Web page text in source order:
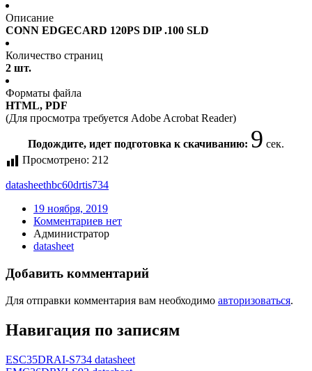
Описание
CONN EDGECARD 120PS DIP .100 SLD
Количество страниц
2 шт.
Форматы файла
HTML, PDF
(Для просмотра требуется Adobe Acrobat Reader)
Подождите, идет подготовка к скачиванию: 9 сек.
Просмотрено: 212
datasheethbc60drtis734
19 ноября, 2019
Комментариев нет
Администратор
datasheet
Добавить комментарий
Для отправки комментария вам необходимо авторизоваться.
Навигация по записям
ESC35DRAI-S734 datasheet